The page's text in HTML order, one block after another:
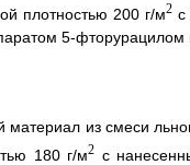
плотностью 200 г/м2 с
5-фторурацилом
материал из смеси
180 г/м2 с